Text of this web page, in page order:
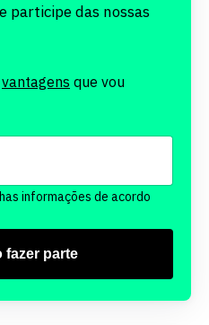
participe das nossas
vantagens que vou
informações de acordo
fazer parte